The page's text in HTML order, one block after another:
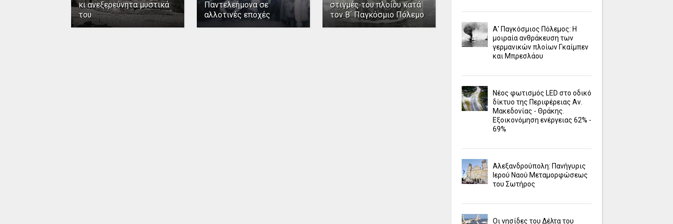
κι ανεξερεύνητα μυστικά
του
Παντελεήμονα σε
αλλοτινές εποχές
στιγμές του πλοίου κατά
τον Β΄ Παγκόσμιο Πόλεμο
Α' Παγκόσμιος Πόλεμος: Η
μοιραία ανθράκευση των
γερμανικών πλοίων Γκαίμπεν
και Μπρεσλάου
Νέος φωτισμός LED στο οδικό
δίκτυο της Περιφέρειας Αν.
Μακεδονίας - Θράκης.
Εξοικονόμηση ενέργειας 62% -
69%
Αλεξανδρούπολη: Πανήγυρις
Ιερού Ναού Μεταμορφώσεως
του Σωτήρος
Οι νησίδες του Δέλτα του